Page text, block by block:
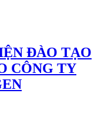
ĐÀO TẠO
CÔNG TY